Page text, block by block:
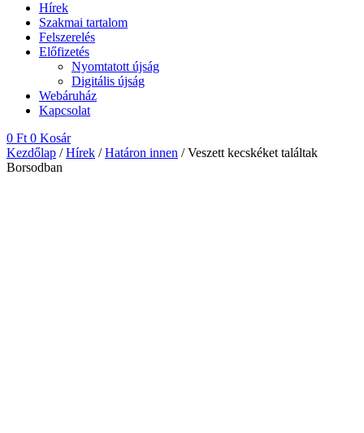
Hírek
Szakmai tartalom
Felszerelés
Előfizetés
Nyomtatott újság
Digitális újság
Webáruház
Kapcsolat
0 Ft 0 Kosár
Kezdőlap /Hírek /Határon innen / Veszett kecskéket találtak
Borsodban